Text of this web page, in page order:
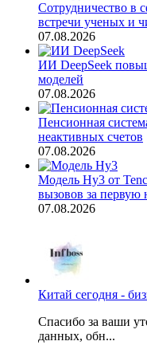
Сотрудничество в
встречи ученых и
07.08.2026
ИИ DeepSeek
моделей
07.08.2026
Пенсионная
неактивных счетов
07.08.2026
Модель Hy3 от
вызовов за первую
07.08.2026
Китай сегодня -
Спасибо за ваши
данных, обн...